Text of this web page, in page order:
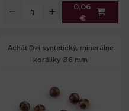
0,06
€
Achát Dzi syntetický, minerálne
koráliky Ø6 mm